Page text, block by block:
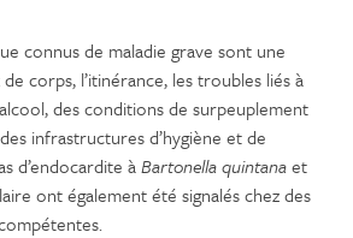
connus de maladie grave sont une
corps, l’itinérance, les troubles liés à
des conditions de surpeuplement
infrastructures d’hygiène et de
d’endocardite àBartonella quintanaet
ont également été signalés chez des